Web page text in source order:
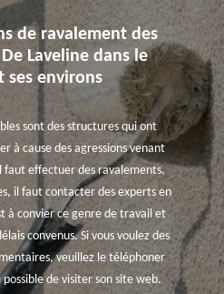
de ravalement des
Laveline dans le
ses environs
sont des structures qui ont
à cause des agressions venant
effectuer des ravalements.
il faut contacter des experts en
à convier ce genre de travail et
convenus. Si vous voulez des
veuillez le téléphoner
de visiter son site web.